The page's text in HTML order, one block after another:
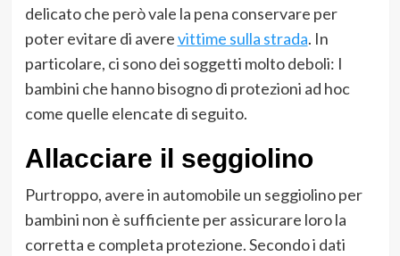
delicato che però vale la pena conservare per
poter evitare di averevittime sulla strada. In
particolare, ci sono dei soggetti molto deboli: I
bambini che hanno bisogno di protezioni ad hoc
come quelle elencate di seguito.
Allacciare il seggiolino
Purtroppo, avere in automobile un seggiolino per
bambini non è sufficiente per assicurare loro la
corretta e completa protezione. Secondo i dati